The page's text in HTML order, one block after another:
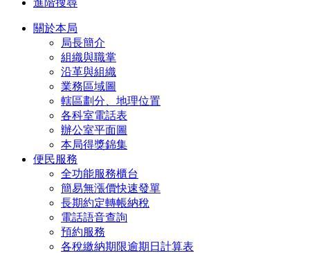
關於本局
局長簡介
組織與職掌
沿革與組織
業務區域圖
轄區劃分、地理位置
各科室電話表
辦公室平面圖
本局得獎錦集
便民服務
全功能服務櫃台
簡易無漲價快速發單
長期約定轉帳納稅
電話語音查詢
預約服務
各稅繳納期限逾期日計算表